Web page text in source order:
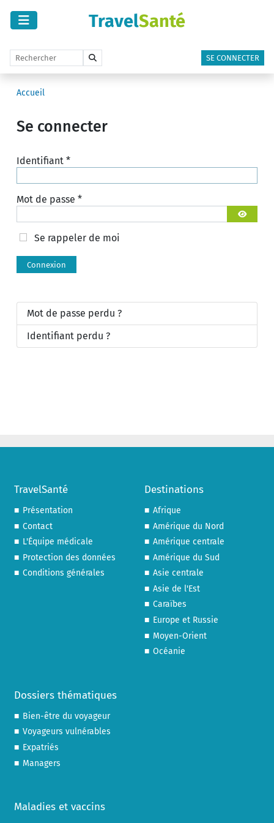
TravelSanté
SE CONNECTER
Accueil
Se connecter
Identifiant *
Mot de passe *
Afficher
Se rappeler de moi
Connexion
Mot de passe perdu ?
Identifiant perdu ?
TravelSanté
Présentation
Contact
L'Équipe médicale
Protection des données
Conditions générales
Destinations
Afrique
Amérique du Nord
Amérique centrale
Amérique du Sud
Asie centrale
Asie de l'Est
Caraïbes
Europe et Russie
Moyen-Orient
Océanie
Dossiers thématiques
Bien-être du voyageur
Voyageurs vulnérables
Expatriés
Managers
Maladies et vaccins